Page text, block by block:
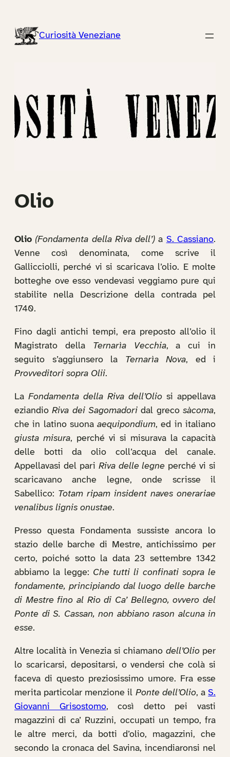
contenutoCuriosità Veneziane
Olio
Olio (Fondamenta della Riva dell’) a S. Cassiano.
Venne così denominata, come scrive il
Gallicciolli, perché vi si scaricava l’olio. E molte
botteghe ove esso vendevasi veggiamo pure qui
stabilite nella Descrizione della contrada pel
1740.
Fino dagli antichi tempi, era preposto all’olio il
Magistrato della Ternarìa Vecchia, a cui in
seguito s’aggiunsero la Ternarìa Nova, ed i
Provveditori sopra Olii.
La Fondamenta della Riva dell’Olio si appellava
eziandioRiva dei Sagomadori dal grecosàcoma,
che in latino suonaaequipondium, ed in italiano
giusta misura, perché vi si misurava la capacità
delle botti da olio coll’acqua del canale.
Appellavasi del pari Riva delle legne perché vi si
scaricavano anche legne, onde scrisse il
Sabellico: Totam ripam insident naves onerariae
venalibus lignis onustae.
Presso questa Fondamenta sussiste ancora lo
stazio delle barche di Mestre, antichissimo per
certo, poiché sotto la data 23 settembre 1342
abbiamo la legge: Che tutti li confinati sopra le
fondamente, principiando dal luogo delle barche
di Mestre fino al Rio di Ca’ Bellegno, ovvero del
Ponte di S. Cassan, non abbiano rason alcuna in
esse.
Altre località in Venezia si chiamano dell’Olioper
lo scaricarsi, depositarsi, o vendersi che colà si
faceva di questo preziosissimo umore. Fra esse
merita particolar menzione il Ponte dell’Olio, aS.
Giovanni Grisostomo, così detto pei vasti
magazzini di ca’ Ruzzini, occupati un tempo, fra
le altre merci, da botti d’olio, magazzini, che
secondo la cronaca del Savina, incendiaronsi nel